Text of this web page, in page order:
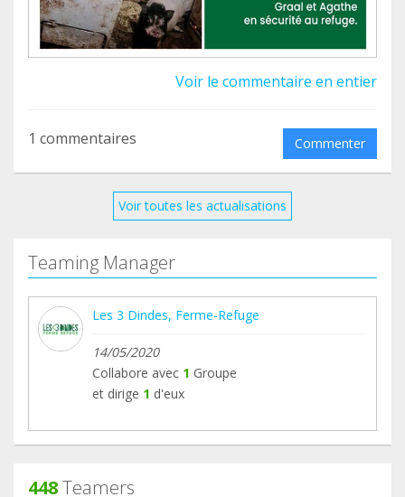
Depuis, il a été rejoint par sa copine Agathe
(sauvée de l’abattoir) et tous deux coulent des
jours heureux !
Voir le commentaire en entier
1 commentaires Commenter
Voir toutes les actualisations
Teaming Manager
Les 3 Dindes, Ferme-Refuge
14/05/2020
Collabore avec 1 Groupe
et dirige 1 d'eux
448Teamers